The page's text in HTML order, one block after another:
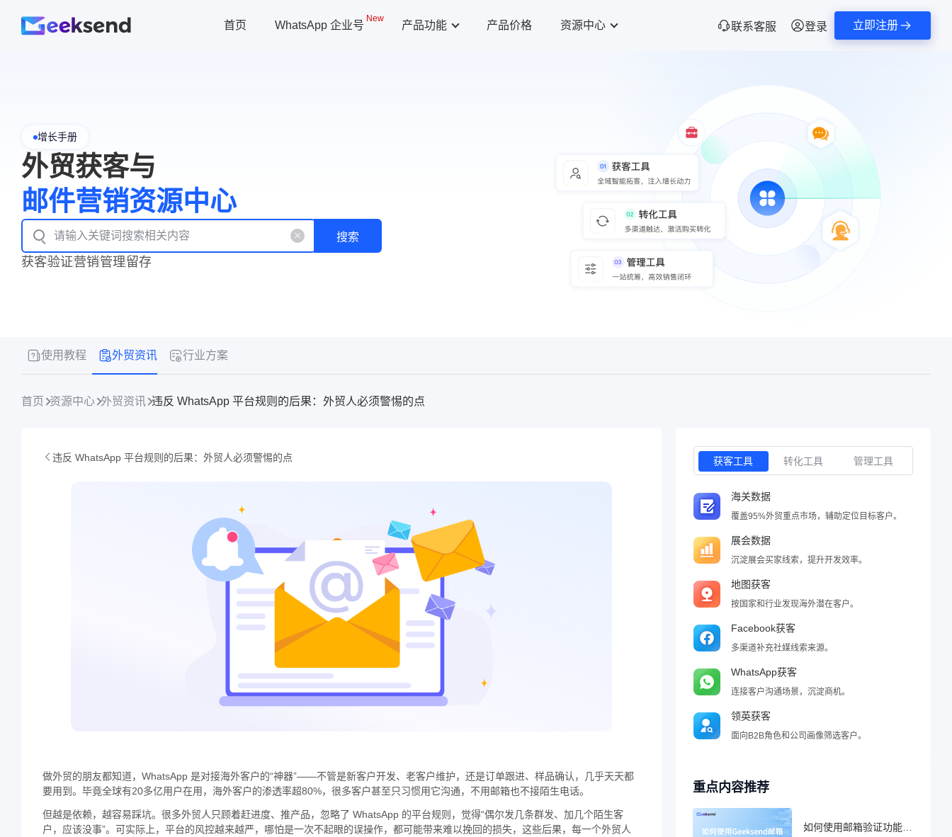
首页 WhatsApp 企业号
New
产品功能 产品价格 资源中心 联系客服 登录 立即注册
增长手册
外贸获客与
邮件营销资源中心
搜索
获客验证营销管理留存
使用教程 外贸资讯 行业方案
首页 资源中心 外贸资讯 违反 WhatsApp 平台规则的后果：外贸人必须警惕的点
违反 WhatsApp 平台规则的后果：外贸人必须警惕的点
做外贸的朋友都知道，WhatsApp 是对接海外客户的“神器”——不管是新客户开发、老客户维护，还是订单跟进、样品确认，几乎天天都
要用到。毕竟全球有20多亿用户在用，海外客户的渗透率超80%，很多客户甚至只习惯用它沟通，不用邮箱也不接陌生电话。
但越是依赖，越容易踩坑。很多外贸人只顾着赶进度、推产品，忽略了 WhatsApp 的平台规则，觉得“偶尔发几条群发、加几个陌生客
户，应该没事”。可实际上，平台的风控越来越严，哪怕是一次不起眼的误操作，都可能带来难以挽回的损失，这些后果，每一个外贸人
获客工具 转化工具 管理工具
海关数据
覆盖95%外贸重点市场，辅助定位目标客户。
展会数据
沉淀展会买家线索，提升开发效率。
地图获客
按国家和行业发现海外潜在客户。
Facebook获客
多渠道补充社媒线索来源。
WhatsApp获客
连接客户沟通场景，沉淀商机。
领英获客
面向B2B角色和公司画像筛选客户。
重点内容推荐